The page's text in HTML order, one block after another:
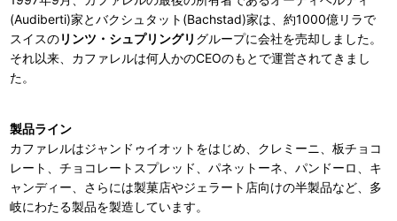
(Audiberti)家とバクシュタット(Bachstad)家は、約1000億リラで
スイスのリンツ・シュプリングリ グループに会社を売却しました。
それ以来、カファレルは何人かのCEOのもとで運営されてきまし
た。
製品ライン
カファレルはジャンドゥイオットをはじめ、クレミーニ、板チョコ
レート、チョコレートスプレッド、パネットーネ、パンドーロ、キ
ャンディー、さらには製菓店やジェラート店向けの半製品など、多
岐にわたる製品を製造しています。